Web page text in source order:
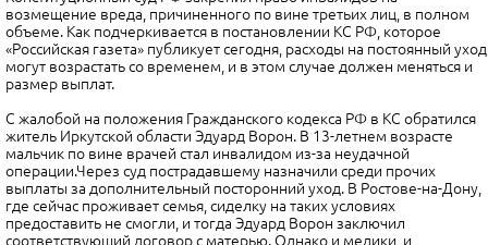
возмещение вреда, причиненного по вине третьих лиц, в полном
объеме. Как подчеркивается в постановлении КС РФ, которое
«Российская газета» публикует сегодня, расходы на постоянный уход
могут возрастать со временем, и в этом случае должен меняться и
размер выплат.
С жалобой на положения Гражданского кодекса РФ в КС обратился
житель Иркутской области Эдуард Ворон. В 13-летнем возрасте
мальчик по вине врачей стал инвалидом из-за неудачной
операции.Через суд пострадавшему назначили среди прочих
выплаты за дополнительный посторонний уход. В Ростове-на-Дону,
где сейчас проживает семья, сиделку на таких условиях
предоставить не смогли, и тогда Эдуард Ворон заключил
соответствующий договор с матерью. Однако и медики, и